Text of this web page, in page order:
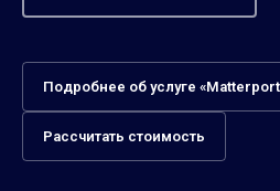
Подробнее об услуге
Рассчитать стоимость